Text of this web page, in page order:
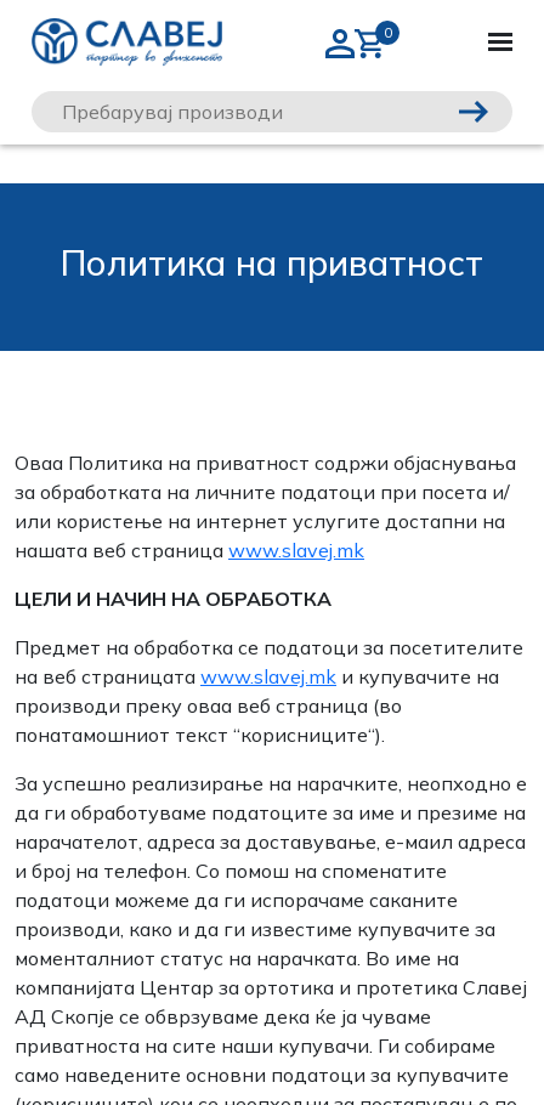
Политика на приватност
Оваа Политика на приватност содржи објаснувања
за обработката на личните податоци при посета и/
или користење на интернет услугите достапни на
нашата веб страница www.slavej.mk
ЦЕЛИ И НАЧИН НА ОБРАБОТКА
Предмет на обработка се податоци за посетителите
на веб страницата www.slavej.mk и купувачите на
производи преку оваа веб страница (во
понатамошниот текст “корисниците“).
За успешно реализирање на нарачките, неопходно е
да ги обработуваме податоците за име и презиме на
нарачателот, адреса за доставување, е-маил адреса
и број на телефон. Со помош на споменатите
податоци можеме да ги испорачаме саканите
производи, како и да ги известиме купувачите за
моменталниот статус на нарачката. Во име на
компанијата Центар за ортотика и протетика Славеј
АД Скопје се обврзуваме дека ќе ја чуваме
приватноста на сите наши купувачи. Ги собираме
само наведените основни податоци за купувачите